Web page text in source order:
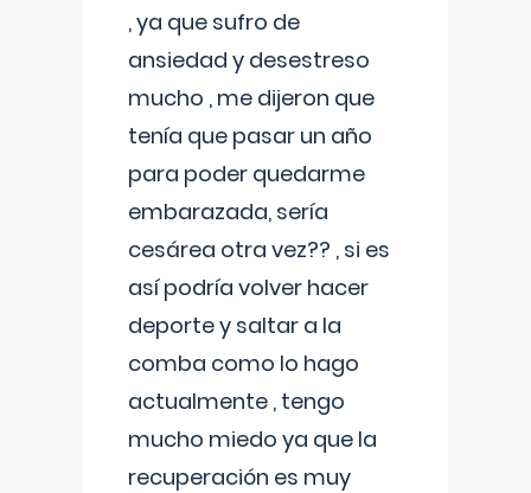
, ya que sufro de
ansiedad y desestreso
mucho , me dijeron que
tenía que pasar un año
para poder quedarme
embarazada, sería
cesárea otra vez?? , si es
así podría volver hacer
deporte y saltar a la
comba como lo hago
actualmente , tengo
mucho miedo ya que la
recuperación es muy